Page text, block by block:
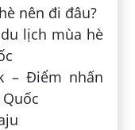
nên đi đâu?
lịch mùa hè
– Điểm nhấn